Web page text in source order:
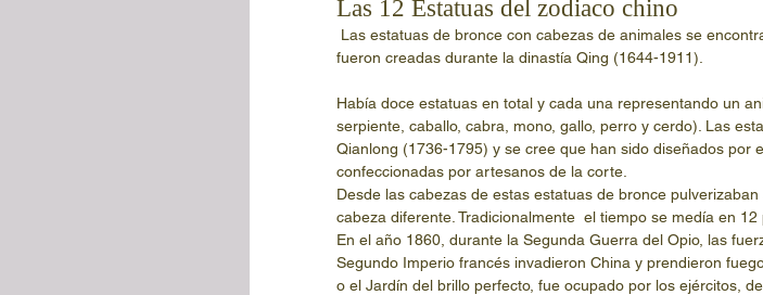
Las 12 Estatuas del zodiaco chino
fueron creadas durante la dinastía Qing (1644-1911).
Había doce estatuas en total y cada una representando un
serpiente, caballo, cabra, mono, gallo, perro y cerdo). Las
Qianlong (1736-1795) y se cree que han sido diseñados por
confeccionadas por artesanos de la corte.
Desde las cabezas de estas estatuas de bronce
cabeza diferente. Tradicionalmente  el tiempo se medía en 12
En el año 1860, durante la Segunda Guerra del Opio, las
Segundo Imperio francés invadieron China y prendieron
o el Jardín del brillo perfecto, fue ocupado por los ejércitos,